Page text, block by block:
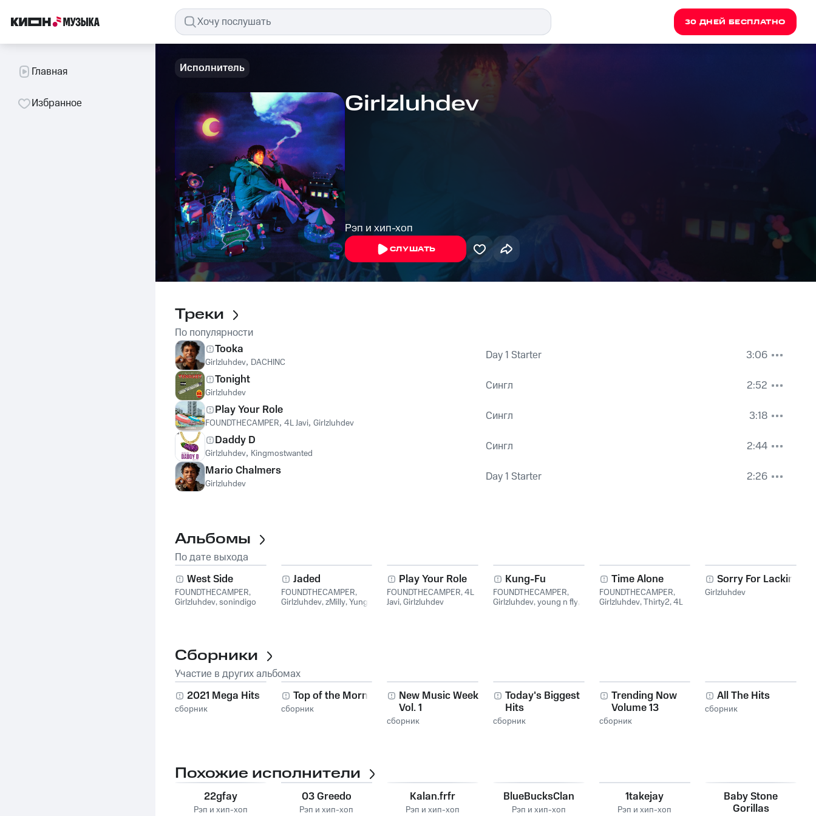
30 ДНЕЙ БЕСПЛАТНО
Главная
Избранное
Исполнитель
Girlzluhdev
Рэп и хип-хоп
СЛУШАТЬ
Треки
По популярности
Tooka
Girlzluhdev, DACHINC Day 1 Starter
3:06
Tonight
Girlzluhdev Сингл
2:52
Play Your Role
FOUNDTHECAMPER, 4L Javi, Girlzluhdev Сингл
3:18
Daddy D
Girlzluhdev, Kingmostwanted Сингл
2:44
Mario Chalmers
Girlzluhdev Day 1 Starter 2:26
Альбомы
По дате выхода
West Side
FOUNDTHECAMPER,
Girlzluhdev,sonindigo
Jaded
FOUNDTHECAMPER,
Girlzluhdev,zMilly,Yung
Play Your Role
FOUNDTHECAMPER,4L
Javi,Girlzluhdev
Kung-Fu
FOUNDTHECAMPER,
Girlzluhdev,young n fly,
Time Alone
FOUNDTHECAMPER,
Girlzluhdev,Thirty2,4L
Sorry For Lackin
Girlzluhdev
Сборники
Участие в других альбомах
2021 Mega Hits
сборник
Top of the Morning
сборник
New Music Weekly
Vol. 1
сборник
Today's Biggest
Hits
сборник
Trending Now
Volume 13
сборник
All The Hits
сборник
Похожие исполнители
22gfay
Рэп и хип-хоп
03 Greedo
Рэп и хип-хоп
Kalan.frfr
Рэп и хип-хоп
BlueBucksClan
Рэп и хип-хоп
1takejay
Рэп и хип-хоп
Baby Stone
Gorillas